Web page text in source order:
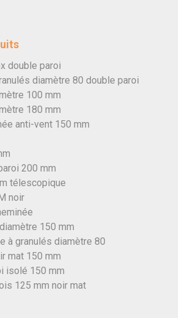
double paroi
diamètre 80 double paroi
100 mm
180 mm
anti-vent 150 mm
200 mm
télescopique
noir
150 mm
à granulés diamètre 80
mat 150 mm
isolé 150 mm
125 mm noir mat